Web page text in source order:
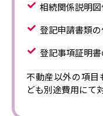
相続関係説明
登記申請書類
登記事項証明
不動産以外の項目
ども別途費用にて